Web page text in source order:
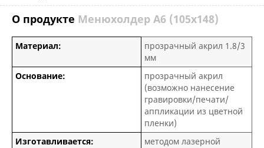
О продукте Менюхолдер А6 (105х148)
Материал:
прозрачный акрил 1.8/3
мм
Основание:
прозрачный акрил
(возможно нанесение
гравировки/печати/
аппликации из цветной
пленки)
Изготавливается:
методом лазерной